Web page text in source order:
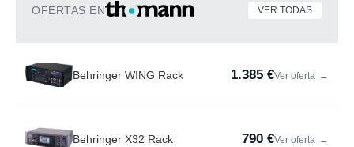
OFERTAS EN VER TODAS
Behringer WING Rack 1.385 €Ver oferta →
Behringer X32 Rack 790 €Ver oferta →